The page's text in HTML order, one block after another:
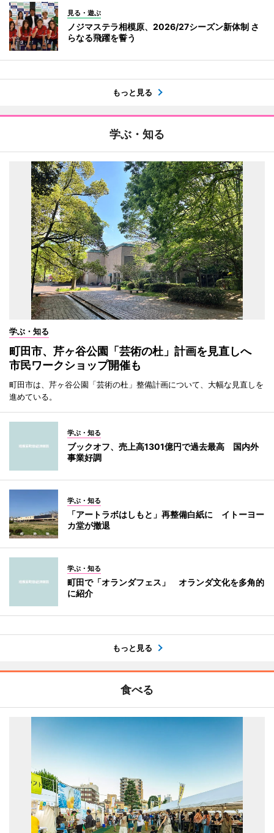
見る・遊ぶ
ノジマステラ相模原、2026/27シーズン新体制 さ
らなる飛躍を誓う
もっと見る
学ぶ・知る
学ぶ・知る
町田市、芹ヶ谷公園「芸術の杜」計画を見直しへ
市民ワークショップ開催も
町田市は、芹ヶ谷公園「芸術の杜」整備計画について、大幅な見直しを
進めている。
学ぶ・知る
ブックオフ、売上高1301億円で過去最高 国内外
事業好調
学ぶ・知る
「アートラボはしもと」再整備白紙に イトーヨー
カ堂が撤退
学ぶ・知る
町田で「オランダフェス」 オランダ文化を多角的
に紹介
もっと見る
食べる